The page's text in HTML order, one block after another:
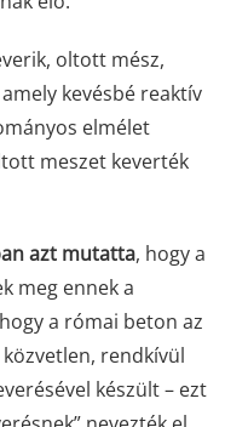
oltott mész,
kevésbé reaktív
elmélet
meszet keverték
azt mutatta, hogy a
meg ennek a
a római beton az
rendkívül
készült – ezt